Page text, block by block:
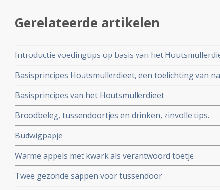
Gerelateerde artikelen
Introductie voedingtips op basis van het
Basisprincipes Houtsmullerdieet, een toelichting van
Basisprincipes van het Houtsmullerdieet
Broodbeleg, tussendoortjes en drinken, zinvolle tips.
Budwigpapje
Warme appels met kwark als verantwoord toetje
Twee gezonde sappen voor tussendoor